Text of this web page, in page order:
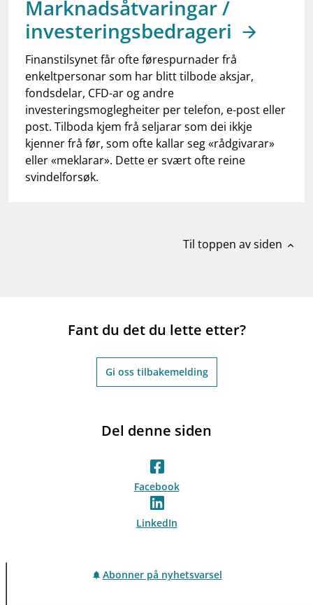
work_outlineJobb hos oss
dashboard Informasjon for investorer
notifications_noneAbonner på nyhetsvarsel
Marknadsåtvaringar /
investeringsbedrageri
Finanstilsynet får ofte førespurnader frå
enkeltpersonar som har blitt tilbode aksjar,
fondsdelar, CFD-ar og andre
investeringsmoglegheiter per telefon, e-post eller
post. Tilboda kjem frå seljarar som dei ikkje
kjenner frå før, som ofte kallar seg «rådgivarar»
eller «meklarar». Dette er svært ofte reine
svindelforsøk.
Til toppen av siden expand_less
Fant du det du lette etter?
Gi oss tilbakemelding
Del denne siden
Facebook
LinkedIn
Abonner på nyhetsvarsel